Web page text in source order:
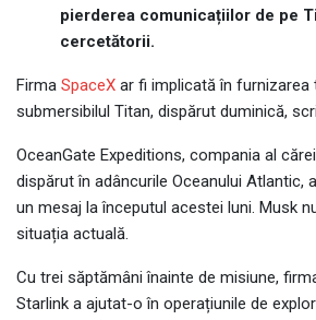
pierderea comunicațiilor de pe
cercetătorii.
Firma SpaceX ar fi implicată în
submersibilul Titan, dispărut duminică,
OceanGate Expeditions, compania al
dispărut în adâncurile Oceanului Atlantic,
un mesaj la începutul acestei luni. Musk
situația actuală.
Cu trei săptămâni înainte de misiune,
Starlink a ajutat-o în operațiunile de